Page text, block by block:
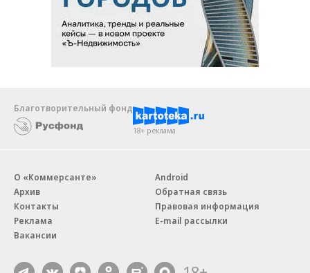
Благотворительный фонд
18+ реклама
О «Коммерсанте»
Архив
Контакты
Реклама
Вакансии
Android
Обратная связь
Правовая информация
E-mail рассылки